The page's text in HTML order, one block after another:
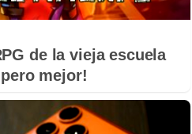
de la vieja escuela
mejor!